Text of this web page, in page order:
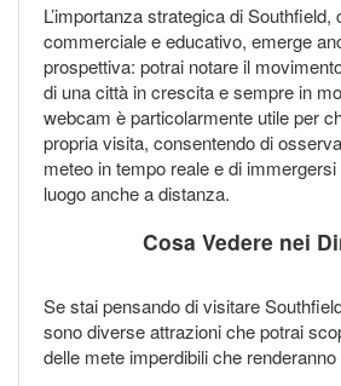
L’importanza strategica di Southfield,
commerciale e educativo, emerge
prospettiva: potrai notare il
di una città in crescita e sempre in
webcam è particolarmente utile per
propria visita, consentendo di
meteo in tempo reale e di
luogo anche a distanza.
Cosa Vedere nei
Se stai pensando di visitare
sono diverse attrazioni che potrai
delle mete imperdibili che